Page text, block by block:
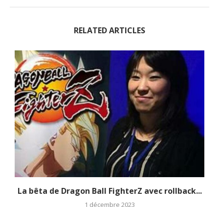
RELATED ARTICLES
La bêta de Dragon Ball FighterZ avec rollback...
1 décembre 2023